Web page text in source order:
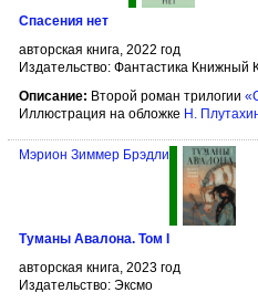
Спасения нет
авторская книга, 2022 год
Издательство: Фантастика Книжный
Описание: Второй роман трилогии
Иллюстрация на обложке Н.
Мэрион Зиммер Брэдли
Туманы Авалона. Том I
авторская книга, 2023 год
Издательство: Эксмо